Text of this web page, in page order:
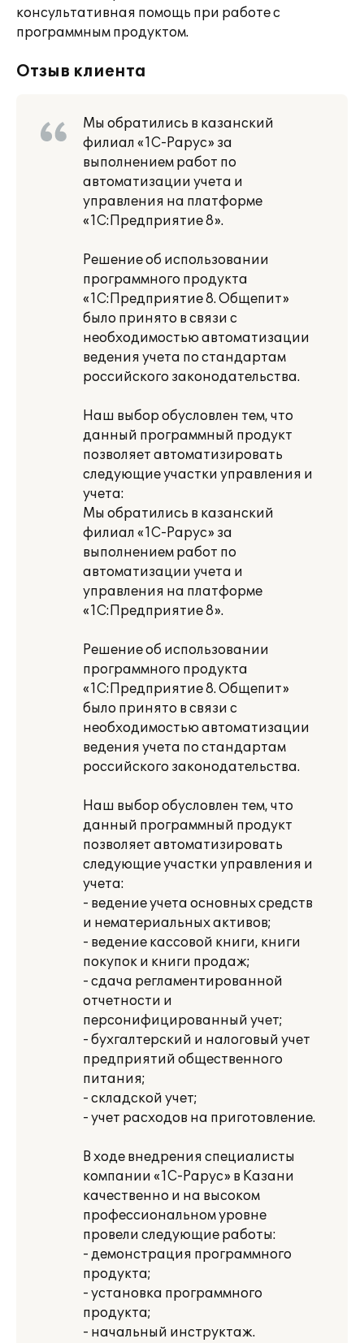
консультативная помощь при работе с
программным продуктом.
Отзыв клиента
Мы обратились в казанский
филиал «1С-Рарус» за
выполнением работ по
автоматизации учета и
управления на платформе
«1С:Предприятие 8».
Решение об использовании
программного продукта
«1С:Предприятие 8. Общепит»
было принято в связи с
необходимостью автоматизации
ведения учета по стандартам
российского законодательства.
Наш выбор обусловлен тем, что
данный программный продукт
позволяет автоматизировать
следующие участки управления и
учета:
Мы обратились в казанский
филиал «1С-Рарус» за
выполнением работ по
автоматизации учета и
управления на платформе
«1С:Предприятие 8».
Решение об использовании
программного продукта
«1С:Предприятие 8. Общепит»
было принято в связи с
необходимостью автоматизации
ведения учета по стандартам
российского законодательства.
Наш выбор обусловлен тем, что
данный программный продукт
позволяет автоматизировать
следующие участки управления и
учета:
- ведение учета основных средств
и нематериальных активов;
- ведение кассовой книги, книги
покупок и книги продаж;
- сдача регламентированной
отчетности и
персонифицированный учет;
- бухгалтерский и налоговый учет
предприятий общественного
питания;
- складской учет;
- учет расходов на приготовление.
В ходе внедрения специалисты
компании «1С-Рарус» в Казани
качественно и на высоком
профессиональном уровне
провели следующие работы:
- демонстрация программного
продукта;
- установка программного
продукта;
- начальный инструктаж.